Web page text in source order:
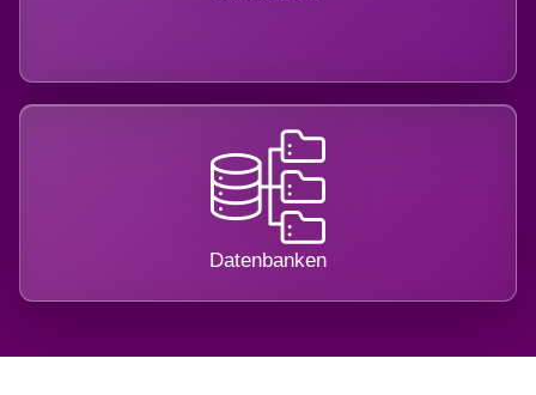
Datenbanken